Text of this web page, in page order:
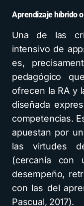
Aprendizaje híbrido
Una de las
intensivo de
es,
pedagógico
ofrecen la RA y
diseñada
competencias.
apuestan por
las virtudes
(cercanía con
desempeño,
con las del
Pascual, 2017).